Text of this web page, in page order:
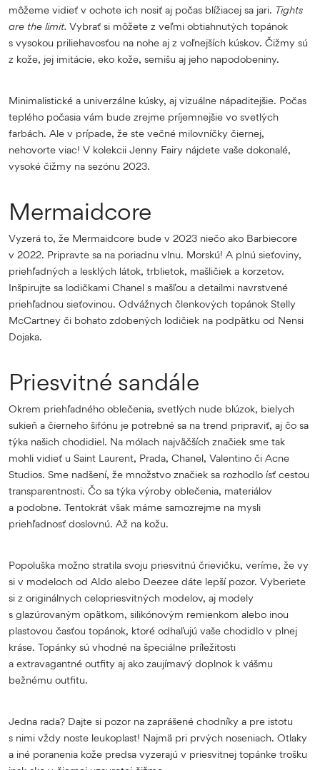
môžeme vidieť v ochote ich nosiť aj počas blížiacej sa jari. Tights
are the limit. Vybrať si môžete z veľmi obtiahnutých topánok
s vysokou priliehavosťou na nohe aj z voľnejších kúskov. Čižmy sú
z kože, jej imitácie, eko kože, semišu aj jeho napodobeniny.
Minimalistické a univerzálne kúsky, aj vizuálne nápaditejšie. Počas
teplého počasia vám bude zrejme príjemnejšie vo svetlých
farbách. Ale v prípade, že ste večné milovníčky čiernej,
nehovorte viac! V kolekcii Jenny Fairy nájdete vaše dokonalé,
vysoké čižmy na sezónu 2023.
Mermaidcore
Vyzerá to, že Mermaidcore bude v 2023 niečo ako Barbiecore
v 2022. Pripravte sa na poriadnu vlnu. Morskú! A plnú sieťoviny,
priehľadných a lesklých látok, trblietok, mašličiek a korzetov.
Inšpirujte sa lodičkami Chanel s mašľou a detailmi navrstvené
priehľadnou sieťovinou. Odvážnych členkových topánok Stelly
McCartney či bohato zdobených lodičiek na podpätku od Nensi
Dojaka.
Priesvitné sandále
Okrem priehľadného oblečenia, svetlých nude blúzok, bielych
sukieň a čierneho šifónu je potrebné sa na trend pripraviť, aj čo sa
týka našich chodidiel. Na mólach najväčších značiek sme tak
mohli vidieť u Saint Laurent, Prada, Chanel, Valentino či Acne
Studios. Sme nadšení, že množstvo značiek sa rozhodlo ísť cestou
transparentnosti. Čo sa týka výroby oblečenia, materiálov
a podobne. Tentokrát však máme samozrejme na mysli
priehľadnosť doslovnú. Až na kožu.
Popoluška možno stratila svoju priesvitnú črievičku, veríme, že vy
si v modeloch od Aldo alebo Deezee dáte lepší pozor. Vyberiete
si z originálnych celopriesvitných modelov, aj modely
s glazúrovaným opätkom, silikónovým remienkom alebo inou
plastovou časťou topánok, ktoré odhaľujú vaše chodidlo v plnej
kráse. Topánky sú vhodné na špeciálne príležitosti
a extravagantné outfity aj ako zaujímavý doplnok k vášmu
bežnému outfitu.
Jedna rada? Dajte si pozor na zaprášené chodníky a pre istotu
s nimi vždy noste leukoplast! Najmä pri prvých noseniach. Otlaky
a iné poranenia kože predsa vyzerajú v priesvitnej topánke trošku